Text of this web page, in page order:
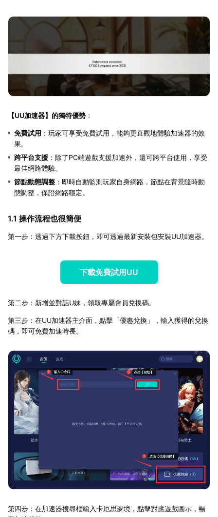
【UU加速器】的獨特優勢 ：
免費試用 ：玩家可享受免費試用，能夠更直觀地體驗加速器的效
果。
跨平台支援 ：除了PC端遊戲支援加速外，還可跨平台使用，享受
最佳網路體驗。
節點動態調整 ：即時自動監測玩家自身網路，節點在背景隨時動
態調整，保證網路穩定。
1.1 操作流程也很簡便
第一步：透過下方下載按鈕，即可透過最新安裝包安裝UU加速器。
下載免費試用UU
第二步：新增並對話U妹，領取專屬會員兌換碼。
第三步：在UU加速器主介面，點擊「優惠兌換」，輸入獲得的兌換
碼，即可免費加速時長。
第四步：在加速器搜尋框輸入卡厄思夢境，點擊對應遊戲圖示，暢